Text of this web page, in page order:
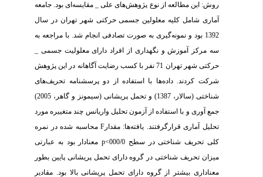
روش: این مطالعه از نوع پژوهش‌های علی _ مقایسه‌ای بود. جامعه
آماری شامل کلیه معلولین جسمی حرکتی شهر تهران در سال
1392 بود و نمونه‌گیری به صورت تصادفی انجام شد. با مراجعه به
سه مرکز آموزش و نگهداری از افراد دارای معلولیت جسمی _
حرکتی شهر تهران 71 نفر با کسب رضایت آگاهانه در این پژوهش
شرکت کردند. داده‌ها با استفاده از دو پرسشنامه تحریف‌های
شناختی (سالار، 1387) و تحمل پریشانی (سیمونز و گاهر، 2005)
جمع آوری و با استفاده از آزمون تحلیل واریانس چند متغییره مورد
تحلیل آماری قرارگرفتند. یافته‌ها: مقدارF محاسبه شده در نمره
کلی تحریف شناختی در سطح 000/0>p معنادار بود به عبارتی
میزان تحریف شناختی در گروه دارای تحمل پریشانی پایین بطور
معناداری بیشتر از گروه دارای تحمل پریشانی بالا بود. مقادیر